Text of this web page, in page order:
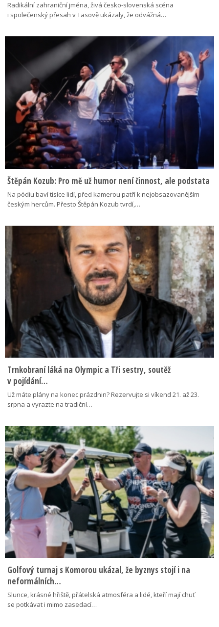
Radikální zahraniční jména, živá česko-slovenská scéna
i společenský přesah v Tasově ukázaly, že odvážná…
Štěpán Kozub: Pro mě už humor není činnost, ale podstata
Na pódiu baví tisíce lidí, před kamerou patří k nejobsazovanějším
českým hercům. Přesto Štěpán Kozub tvrdí,…
Trnkobraní láká na Olympic a Tři sestry, soutěž
v pojídání…
Už máte plány na konec prázdnin? Rezervujte si víkend 21. až 23.
srpna a vyrazte na tradiční…
Golfový turnaj s Komorou ukázal, že byznys stojí i na
neformálních…
Slunce, krásné hřiště, přátelská atmosféra a lidé, kteří mají chuť
se potkávat i mimo zasedací…